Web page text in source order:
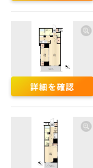
詳細を確認